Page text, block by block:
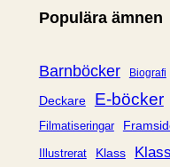
g
r
i
Populära ämnen
Barnböcker Biografi
Deckare E-böcker
Filmatiseringar
Illustrerat Klass